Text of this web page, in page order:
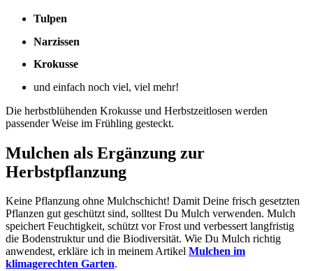
Tulpen
Narzissen
Krokusse
und einfach noch viel, viel mehr!
Die herbstblühenden Krokusse und Herbstzeitlosen werden
passender Weise im Frühling gesteckt.
Mulchen als Ergänzung zur
Herbstpflanzung
Keine Pflanzung ohne Mulchschicht! Damit Deine frisch gesetzten
Pflanzen gut geschützt sind, solltest Du Mulch verwenden. Mulch
speichert Feuchtigkeit, schützt vor Frost und verbessert langfristig
die Bodenstruktur und die Biodiversität. Wie Du Mulch richtig
anwendest, erkläre ich in meinem Artikel Mulchen im
klimagerechten Garten.